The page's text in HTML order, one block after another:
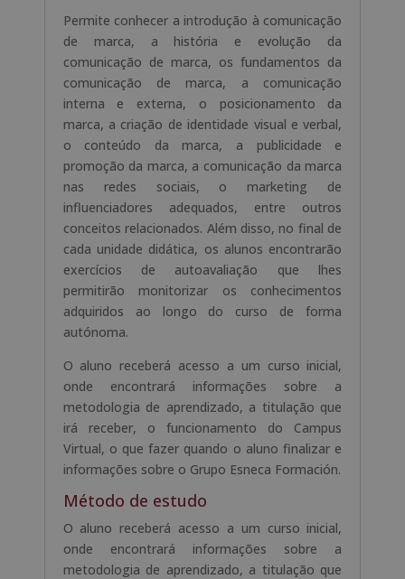
Permite conhecer a introdução à comunicação
de marca, a história e evolução da
comunicação de marca, os fundamentos da
comunicação de marca, a comunicação
interna e externa, o posicionamento da
marca, a criação de identidade visual e verbal,
o conteúdo da marca, a publicidade e
promoção da marca, a comunicação da marca
nas redes sociais, o marketing de
influenciadores adequados, entre outros
conceitos relacionados. Além disso, no final de
cada unidade didática, os alunos encontrarão
exercícios de autoavaliação que lhes
permitirão monitorizar os conhecimentos
adquiridos ao longo do curso de forma
autónoma.
O aluno receberá acesso a um curso inicial,
onde encontrará informações sobre a
metodologia de aprendizado, a titulação que
irá receber, o funcionamento do Campus
Virtual, o que fazer quando o aluno finalizar e
informações sobre o Grupo Esneca Formación.
Método de estudo
O aluno receberá acesso a um curso inicial,
onde encontrará informações sobre a
metodologia de aprendizado, a titulação que